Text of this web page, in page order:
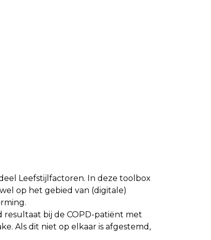
Leefstijlfactoren. In deze toolbox
op het gebied van (digitale)
resultaat bij de COPD-patiënt met
Als dit niet op elkaar is afgestemd,